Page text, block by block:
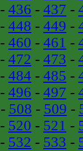
- 436 - 437 -
- 448 - 449 -
- 460 - 461 -
- 472 - 473 -
- 484 - 485 -
- 496 - 497 -
- 508 - 509 -
- 520 - 521 -
- 532 - 533 -